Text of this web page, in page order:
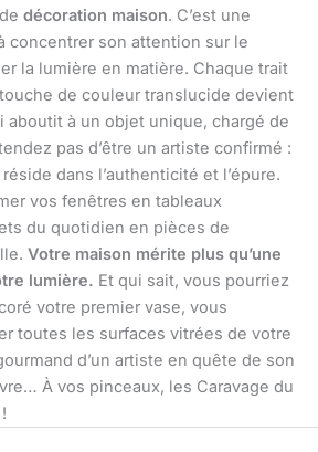
décoration maison. C’est une
concentrer son attention sur le
la lumière en matière. Chaque trait
de couleur translucide devient
aboutit à un objet unique, chargé de
pas d’être un artiste confirmé :
dans l’authenticité et l’épure.
vos fenêtres en tableaux
du quotidien en pièces de
Votre maison mérite plus qu’une
lumière. Et qui sait, vous pourriez
votre premier vase, vous
toutes les surfaces vitrées de votre
d’un artiste en quête de son
À vos pinceaux, les Caravage du